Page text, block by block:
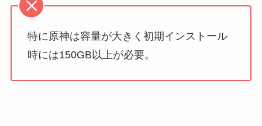
特に原神は容量が大きく初期インストール
時には150GB以上が必要。